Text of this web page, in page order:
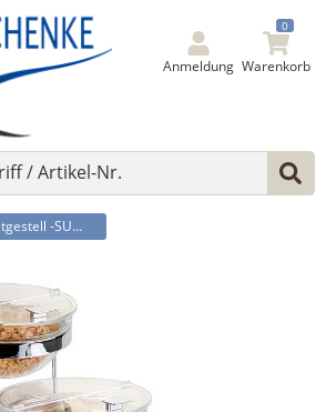
Anmeldung
0
Warenkorb
Buffetgestell -SUNDAY-